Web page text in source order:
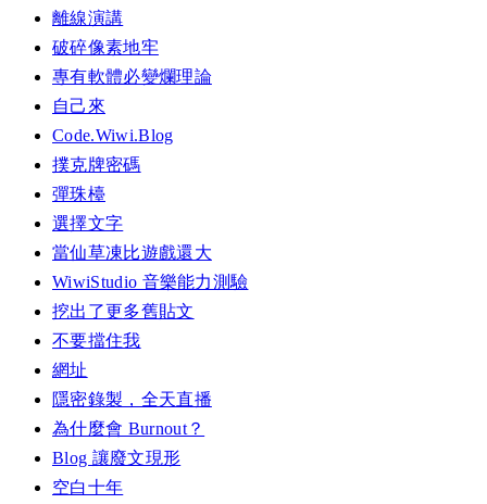
離線演講
破碎像素地牢
專有軟體必變爛理論
自己來
Code.Wiwi.Blog
撲克牌密碼
彈珠檯
選擇文字
當仙草凍比遊戲還大
WiwiStudio 音樂能力測驗
挖出了更多舊貼文
不要擋住我
網址
隱密錄製，全天直播
為什麼會 Burnout？
Blog 讓廢文現形
空白十年